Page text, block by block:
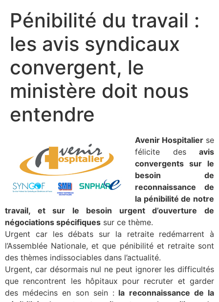
Pénibilité du travail :
les avis syndicaux
convergent, le
ministère doit nous
entendre
Avenir Hospitalier se
félicite des avis
convergents sur le
besoin de
reconnaissance de
la pénibilité de notre
travail, et sur le besoin urgent d’ouverture de
négociations spécifiques sur ce thème.
Urgent car les débats sur la retraite redémarrent à
l’Assemblée Nationale, et que pénibilité et retraite sont
des thèmes indissociables dans l’actualité.
Urgent, car désormais nul ne peut ignorer les difficultés
que rencontrent les hôpitaux pour recruter et garder
des médecins en son sein : la reconnaissance de la